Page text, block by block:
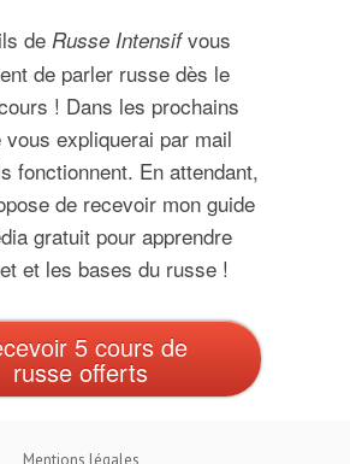
de Russe Intensifvous
de parler russe dès le
! Dans les prochains
vous expliquerai par mail
fonctionnent. En attendant,
de recevoir mon guide
gratuit pour apprendre
et les bases du russe !
5 cours de
russe offerts
Mentions légales